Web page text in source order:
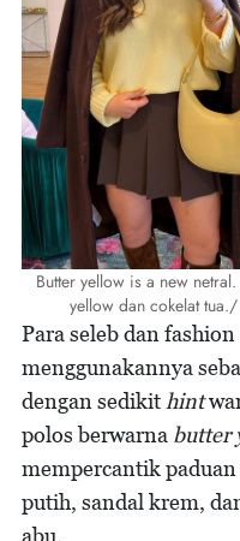
Butter yellow is a new
yellow dan cokelat
Para seleb dan fashion
menggunakannya
dengan sedikit hint
polos berwarna butter
mempercantik
putih, sandal krem,
abu.